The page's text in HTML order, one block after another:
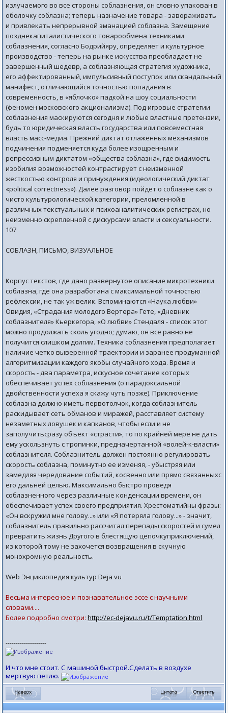
излучаемого во все стороны соблазнения, он словно упакован в
оболочку соблазна; теперь назначение товара - завораживать
и привлекать непрерывной эманацией соблазна. Замещение
позднекапиталистического товарообмена техниками
соблазнения, согласно Бодрийяру, определяет и культурное
производство - теперь на рынке искусства преобладает не
завершенный шедевр, а соблазняющая стратегия художника,
его аффектированный, импульсивный поступок или скандальный
манифест, отличающийся точностью попадания в
современность, в «яблочко» падкой на шоу социальности
(феномен московского акционализма). Под игровые стратегии
соблазнения маскируются сегодня и любые властные претензии,
будь то юридическая власть государства или повсеместная
власть масс-медиа. Прежний диктат отлаженных механизмов
подчинения подменяется куда более изощренным и
репрессивным диктатом «общества соблазна», где видимость
изобилия возможностей контрастирует с неизменной
жесткостью контроля и принуждения (идеологический диктат
«роlitical correctness»). Далее разговор пойдет о соблазне как о
чисто культурологической категории, преломленной в
различных текстуальных и психоаналитических регистрах, но
неизменно скрепленной с дискурсами власти и сексуальности.
107
СОБЛАЗН, ПИСЬМО, ВИЗУАЛЬНОЕ
Корпус текстов, где дано развернутое описание микротехники
соблазна, где она разработана с максимальной точностью
рефлексии, не так уж велик. Вспоминаются «Наука любви»
Овидия, «Страдания молодого Вертера» Гете, «Дневник
соблазнителя» Кьеркегора, «О любви» Стендаля - список этот
можно продолжать сколь угодно; думаю, он все равно не
получится слишком долгим. Техника соблазнения предполагает
наличие четко выверенной траектории и заранее продуманной
алгоритмизации каждого якобы случайного хода. Время и
скорость - два параметра, искусное сочетание которых
обеспечивает успех соблазнения (о парадоксальной
двойственности успеха я скажу чуть позже). Приключение
соблазна должно иметь первотолчок, когда соблазнитель
раскидывает сеть обманов и миражей, расставляет систему
незаметных ловушек и капканов, чтобы если и не
заполучитьсразу объект «страсти», то по крайней мере не дать
ему ускользнуть с тропинки, предначертанной «волей-к-власти»
соблазнителя. Соблазнитель должен постоянно регулировать
скорость соблазна, поминутно ее изменяя, - убыстряя или
замедляя чередование событий, косвенно или прямо связанныхс
его дальней целью. Максимально быстро проведя
соблазненного через различные конденсации времени, он
обеспечивает успех своего предприятия. Хрестоматийны фразы:
«Он вскружил мне голову...» или «Я потеряла голову...» - значит,
соблазнитель правильно рассчитал перепады скоростей и сумел
превратить жизнь Другого в блестящую цепочкуприключений,
из которой тому не захочется возвращения в скучную
монохромную реальность.
Web Энциклопедия культур Deja vu
Весьма интересное и познавательное эссе с научными
словами....
Более подробно смотри: http://ec-dejavu.ru/t/Temptation.html
--------------------
И что мне стоит. С машиной быстрой.Сделать в воздухе
мертвую петлю.